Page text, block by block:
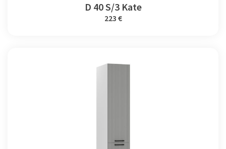
D 40 S/3 Kate
223 €